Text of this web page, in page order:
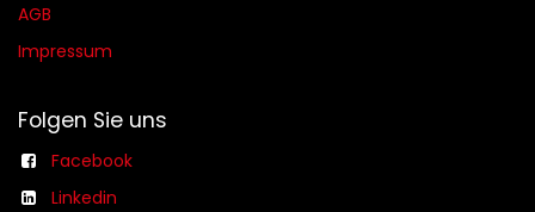
AGB​​
Impressum
Folgen Sie uns
Facebook
Linkedin